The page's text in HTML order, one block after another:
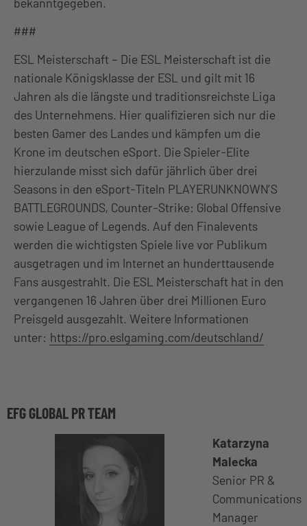
###
ESL Meisterschaft – Die ESL Meisterschaft ist die
nationale Königsklasse der ESL und gilt mit 16
Jahren als die längste und traditionsreichste Liga
des Unternehmens. Hier qualifizieren sich nur die
besten Gamer des Landes und kämpfen um die
Krone im deutschen eSport. Die Spieler-Elite
hierzulande misst sich dafür jährlich über drei
Seasons in den eSport-Titeln PLAYERUNKNOWN’S
BATTLEGROUNDS, Counter-Strike: Global Offensive
sowie League of Legends. Auf den Finalevents
werden die wichtigsten Spiele live vor Publikum
ausgetragen und im Internet an hunderttausende
Fans ausgestrahlt. Die ESL Meisterschaft hat in den
vergangenen 16 Jahren über drei Millionen Euro
Preisgeld ausgezahlt. Weitere Informationen
unter: https://pro.eslgaming.com/deutschland/
EFG GLOBAL PR TEAM
Katarzyna
Malecka
Senior PR &
Communications
Manager